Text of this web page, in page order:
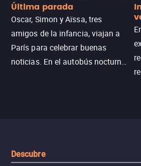
Última parada
Oscar, Simon y Aïssa, tres
amigos de la infancia, viajan a
París para celebrar buenas
noticias. En el autobús nocturno
Descubre